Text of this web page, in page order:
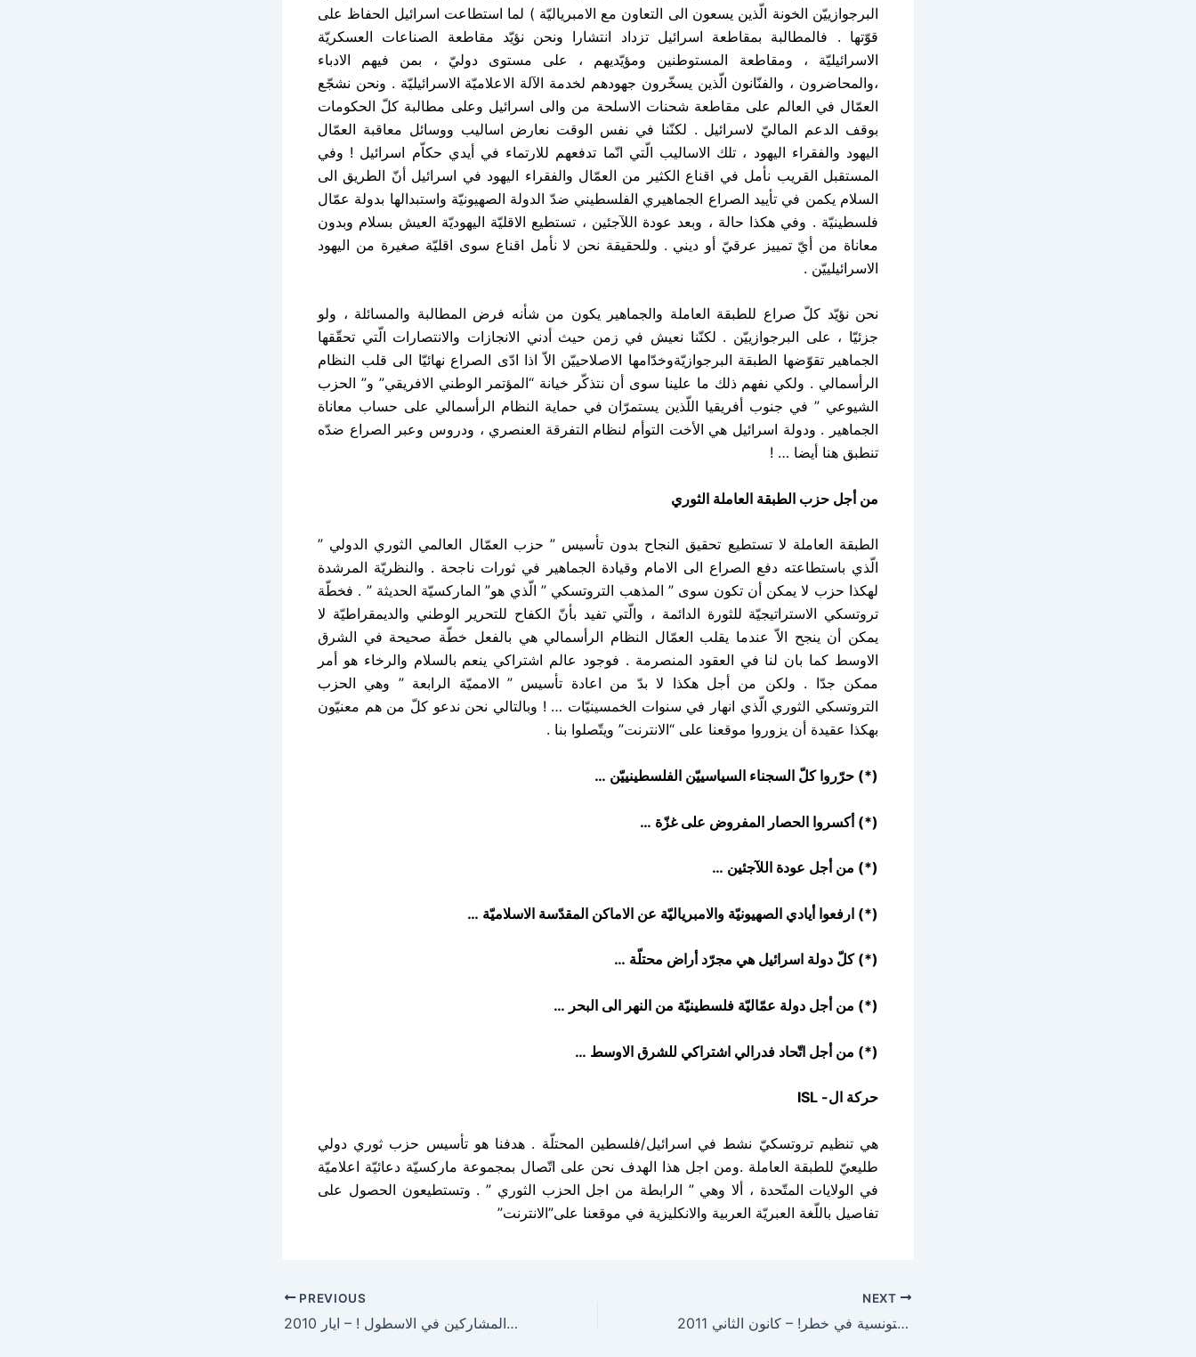
البرجوازييّن الخونة الّذين يسعون الى التعاون مع الامبرياليّة ) لما استطاعت اسرائيل الحفاظ على
قوّتها . فالمطالبة بمقاطعة اسرائيل تزداد انتشارا ونحن نؤيّد مقاطعة الصناعات العسكريّة
الاسرائيليّة ، ومقاطعة المستوطنين ومؤيّديهم ، على مستوى دوليّ ، بمن فيهم الادباء
،والمحاضرون ، والفنّانون الّذين يسخّرون جهودهم لخدمة الآلة الاعلاميّة الاسرائيليّة . ونحن نشجّع
العمّال في العالم على مقاطعة شحنات الاسلحة من والى اسرائيل وعلى مطالبة كلّ الحكومات
بوقف الدعم الماليّ لاسرائيل . لكنّنا في نفس الوقت نعارض اساليب ووسائل معاقبة العمّال
اليهود والفقراء اليهود ، تلك الاساليب الّتي انّما تدفعهم للارتماء في أيدي حكاّم اسرائيل ! وفي
المستقبل القريب نأمل في اقناع الكثير من العمّال والفقراء اليهود في اسرائيل أنّ الطريق الى
السلام يكمن في تأييد الصراع الجماهيري الفلسطيني ضدّ الدولة الصهيونيّة واستبدالها بدولة عمّال
فلسطينيّة . وفي هكذا حالة ، وبعد عودة اللآجئين ، تستطيع الاقليّة اليهوديّة العيش بسلام وبدون
معاناة من أيّ تمييز عرقيّ أو ديني . وللحقيقة نحن لا نأمل اقناع سوى اقليّة صغيرة من اليهود
الاسرائيلييّن .
نحن نؤيّد كلّ صراع للطبقة العاملة والجماهير يكون من شأنه فرض المطالبة والمسائلة ، ولو
جزئيّا ، على البرجوازييّن . لكنّنا نعيش في زمن حيث أدني الانجازات والانتصارات الّتي تحقّقها
الجماهير تقوّضها الطبقة البرجوازيّةوخدّامها الاصلاحييّن الاّ اذا ادّى الصراع نهائيّا الى قلب النظام
الرأسمالي . ولكي نفهم ذلك ما علينا سوى أن نتذكّر خيانة “المؤتمر الوطني الافريقي” و” الحزب
الشيوعي ” في جنوب أفريقيا اللّذين يستمرّان في حماية النظام الرأسمالي على حساب معاناة
الجماهير . ودولة اسرائيل هي الأخت التوأم لنظام التفرقة العنصري ، ودروس وعبر الصراع ضدّه
تنطبق هنا أيضا … !
من أجل حزب الطبقة العاملة الثوري
الطبقة العاملة لا تستطيع تحقيق النجاح بدون تأسيس ” حزب العمّال العالمي الثوري الدولي ”
الّذي باستطاعته دفع الصراع الى الامام وقيادة الجماهير في ثورات ناجحة . والنظريّة المرشدة
لهكذا حزب لا يمكن أن تكون سوى ” المذهب التروتسكي ” الّذي هو” الماركسيّة الحديثة ” . فخطّة
تروتسكي الاستراتيجيّة للثورة الدائمة ، والّتي تفيد بأنّ الكفاح للتحرير الوطني والديمقراطيّة لا
يمكن أن ينجح الاّ عندما يقلب العمّال النظام الرأسمالي هي بالفعل خطّة صحيحة في الشرق
الاوسط كما بان لنا في العقود المنصرمة . فوجود عالم اشتراكي ينعم بالسلام والرخاء هو أمر
ممكن جدّا . ولكن من أجل هكذا لا بدّ من اعادة تأسيس ” الامميّة الرابعة ” وهي الحزب
التروتسكي الثوري الّذي انهار في سنوات الخمسينيّات … ! وبالتالي نحن ندعو كلّ من هم معنيّون
بهكذا عقيدة أن يزوروا موقعنا على “الانترنت” ويتّصلوا بنا .
(*) حرّروا كلّ السجناء السياسييّن الفلسطينييّن …
(*) أكسروا الحصار المفروض على غزّة …
(*) من أجل عودة اللآجئين …
(*) ارفعوا أيادي الصهيونيّة والامبرياليّة عن الاماكن المقدّسة الاسلاميّة …
(*) كلّ دولة اسرائيل هي مجرّد أراض محتلّة …
(*) من أجل دولة عمّاليّة فلسطينيّة من النهر الى البحر …
(*) من أجل اتّحاد فدرالي اشتراكي للشرق الاوسط …
حركة ال- ISL
هي تنظيم تروتسكيّ نشط في اسرائيل/فلسطين المحتلّة . هدفنا هو تأسيس حزب ثوري دولي
طليعيّ للطبقة العاملة .ومن اجل هذا الهدف نحن على اتّصال بمجموعة ماركسيّة دعائيّة اعلاميّة
في الولايات المتّحدة ، ألا وهي ” الرابطة من اجل الحزب الثوري ” . وتستطيعون الحصول على
تفاصيل باللّغة العبريّة العربية والانكليزية في موقعنا على”الانترنت”
PREVIOUS
أدينوا اسرائيل على جريمة القتل الّتي ارتكبتها بحقّ المشاركين في الاسطول ! – ايار 2010
NEXT
الثورة التونسية في خطر! – كانون الثاني 2011